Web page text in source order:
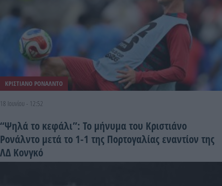
ΚΡΙΣΤΙΑΝΟ ΡΟΝΑΛΝΤΟ
18 Ιουνίου - 12:52
“Ψηλά το κεφάλι”: Το μήνυμα του Κριστιάνο
Ρονάλντο μετά το 1-1 της Πορτογαλίας εναντίον της
ΛΔ Κονγκό